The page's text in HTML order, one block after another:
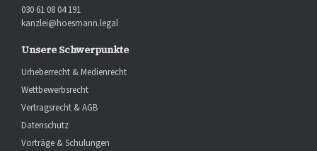
030 61 08 04 191
kanzlei@hoesmann.legal
Unsere Schwerpunkte
Urheberrecht & Medienrecht
Wettbewerbsrecht
Vertragsrecht & AGB
Datenschutz
Vorträge & Schulungen